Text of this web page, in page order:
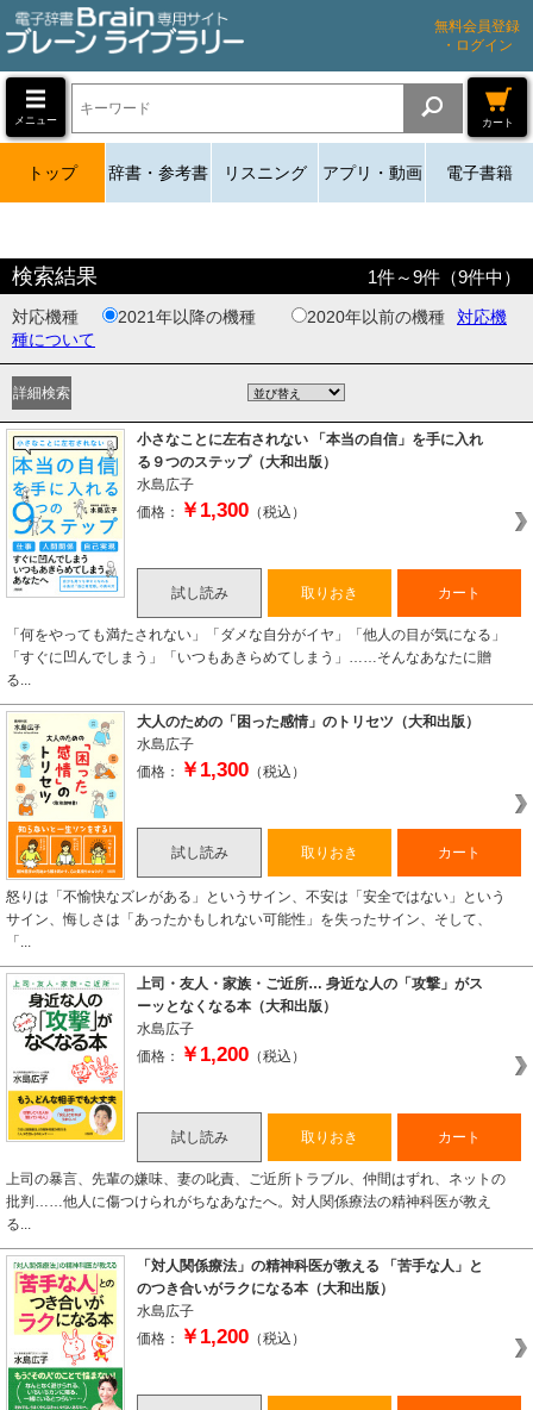
無料会員登録
・ログイン
メニュー カート
トップ 辞書・参考書 リスニング アプリ・動画 電子書籍
検索結果 1件～9件（9件中）
対応機種 2021年以降の機種 2020年以前の機種
対応機
種について
小さなことに左右されない 「本当の自信」を手に入れ
る９つのステップ（大和出版）
水島広子
価格：
￥1,300 （税込）
試し読み 取りおき カート
「何をやっても満たされない」「ダメな自分がイヤ」「他人の目が気になる」
「すぐに凹んでしまう」「いつもあきらめてしまう」……そんなあなたに贈
る...
大人のための「困った感情」のトリセツ（大和出版）
水島広子
価格：
￥1,300 （税込）
試し読み 取りおき カート
怒りは「不愉快なズレがある」というサイン、不安は「安全ではない」という
サイン、悔しさは「あったかもしれない可能性」を失ったサイン、そして、
「...
上司・友人・家族・ご近所… 身近な人の「攻撃」がス
ーッとなくなる本（大和出版）
水島広子
価格：
￥1,200 （税込）
試し読み 取りおき カート
上司の暴言、先輩の嫌味、妻の叱責、ご近所トラブル、仲間はずれ、ネットの
批判……他人に傷つけられがちなあなたへ。対人関係療法の精神科医が教え
る...
「対人関係療法」の精神科医が教える 「苦手な人」と
のつき合いがラクになる本（大和出版）
水島広子
価格：
￥1,200 （税込）